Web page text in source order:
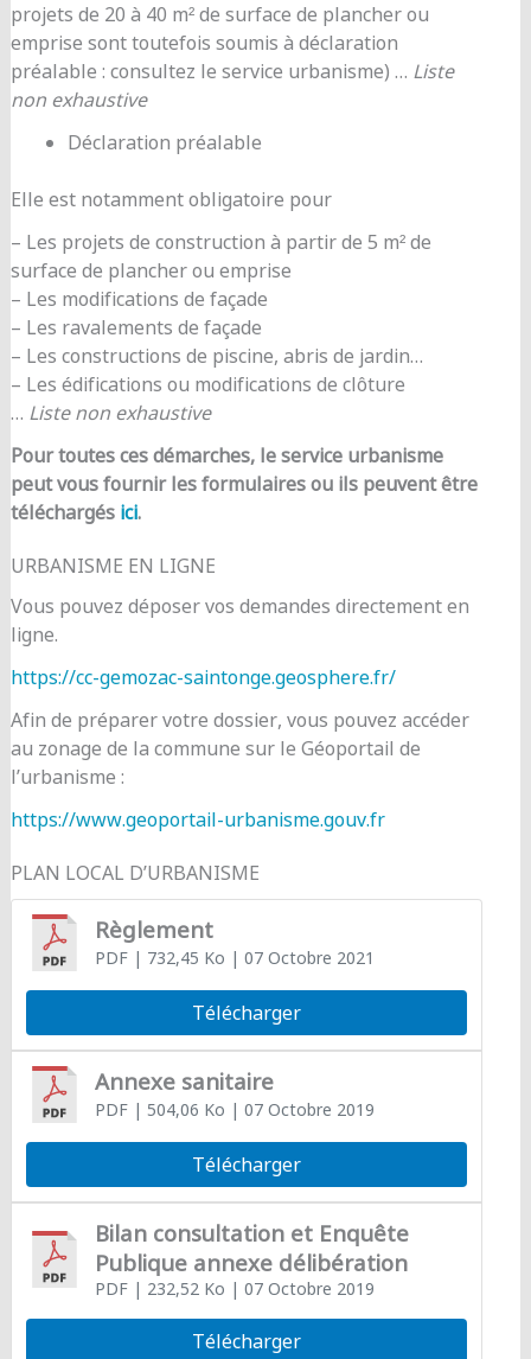
projets de 20 à 40 m² de surface de plancher ou
emprise sont toutefois soumis à déclaration
préalable : consultez le service urbanisme) … Liste
non exhaustive
Déclaration préalable
Elle est notamment obligatoire pour
– Les projets de construction à partir de 5 m² de
surface de plancher ou emprise
– Les modifications de façade
– Les ravalements de façade
– Les constructions de piscine, abris de jardin…
– Les édifications ou modifications de clôture
… Liste non exhaustive
Pour toutes ces démarches, le service urbanisme
peut vous fournir les formulaires ou ils peuvent être
téléchargés ici.
URBANISME EN LIGNE
Vous pouvez déposer vos demandes directement en
ligne.
https://cc-gemozac-saintonge.geosphere.fr/
Afin de préparer votre dossier, vous pouvez accéder
au zonage de la commune sur le Géoportail de
l’urbanisme :
https://www.geoportail-urbanisme.gouv.fr
PLAN LOCAL D’URBANISME
Règlement
PDF| 732,45 Ko | 07 Octobre 2021
Télécharger
Annexe sanitaire
PDF| 504,06 Ko | 07 Octobre 2019
Télécharger
Bilan consultation et Enquête
Publique annexe délibération
PDF| 232,52 Ko | 07 Octobre 2019
Télécharger